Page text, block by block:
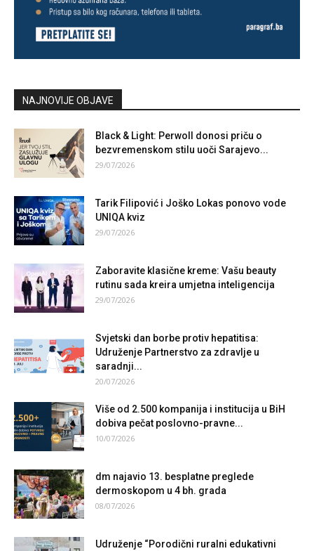
NAJNOVIJE OBJAVE
Black & Light: Perwoll donosi priču o
bezvremenskom stilu uoči Sarajevo...
29/07/2026
Tarik Filipović i Joško Lokas ponovo vode
UNIQA kviz
29/07/2026
Zaboravite klasične kreme: Vašu beauty
rutinu sada kreira umjetna inteligencija
29/07/2026
Svjetski dan borbe protiv hepatitisa:
Udruženje Partnerstvo za zdravlje u
saradnji...
20/07/2026
Više od 2.500 kompanija i institucija u BiH
dobiva pečat poslovno-pravne...
10/07/2026
dm najavio 13. besplatne preglede
dermoskopom u 4 bh. grada
08/07/2026
Udruženje “Porodični ruralni edukativni